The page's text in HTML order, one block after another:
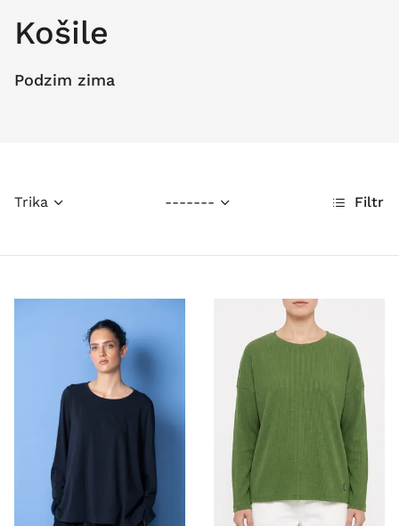
Košile
Podzim zima
Trika Filtr
-------